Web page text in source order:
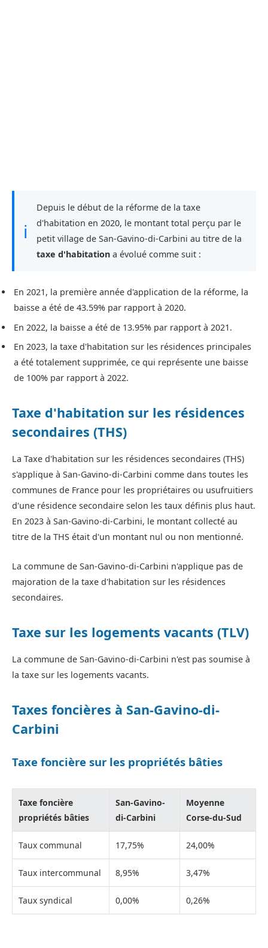
ℹ
Depuis le début de la réforme de la taxe
d'habitation en 2020, le montant total perçu par le
petit village de San-Gavino-di-Carbini au titre de la
taxe d'habitation a évolué comme suit :
En 2021, la première année d'application de la réforme, la
baisse a été de 43.59% par rapport à 2020.
En 2022, la baisse a été de 13.95% par rapport à 2021.
En 2023, la taxe d'habitation sur les résidences principales
a été totalement supprimée, ce qui représente une baisse
de 100% par rapport à 2022.
Taxe d'habitation sur les résidences
secondaires (THS)
La Taxe d'habitation sur les résidences secondaires (THS)
s'applique à San-Gavino-di-Carbini comme dans toutes les
communes de France pour les propriétaires ou usufruitiers
d'une résidence secondaire selon les taux définis plus haut.
En 2023 à San-Gavino-di-Carbini, le montant collecté au
titre de la THS était d'un montant nul ou non mentionné.
La commune de San-Gavino-di-Carbini n'applique pas de
majoration de la taxe d'habitation sur les résidences
secondaires.
Taxe sur les logements vacants (TLV)
La commune de San-Gavino-di-Carbini n'est pas soumise à
la taxe sur les logements vacants.
Taxes foncières à San-Gavino-di-
Carbini
Taxe foncière sur les propriétés bâties
Taxe foncière
propriétés bâties
San-Gavino-
di-Carbini
Moyenne
Corse-du-Sud
Taux communal 17,75% 24,00%
Taux intercommunal 8,95% 3,47%
Taux syndical 0,00% 0,26%